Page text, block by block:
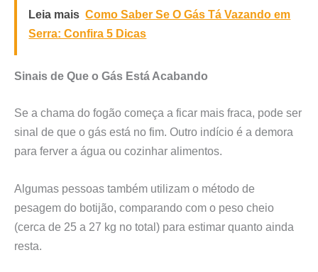
Leia mais Como Saber Se O Gás Tá Vazando em
Serra: Confira 5 Dicas
Sinais de Que o Gás Está Acabando
Se a chama do fogão começa a ficar mais fraca, pode ser
sinal de que o gás está no fim. Outro indício é a demora
para ferver a água ou cozinhar alimentos.
Algumas pessoas também utilizam o método de
pesagem do botijão, comparando com o peso cheio
(cerca de 25 a 27 kg no total) para estimar quanto ainda
resta.